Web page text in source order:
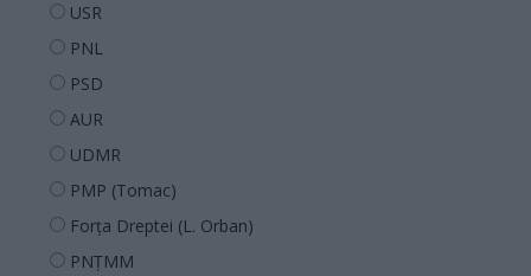
USR
PNL
PSD
AUR
UDMR
PMP (Tomac)
Forța Dreptei (L. Orban)
PNȚMM